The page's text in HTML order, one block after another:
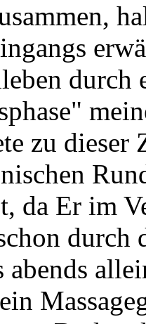
durch
zu dieser
da Er im
durch
abends